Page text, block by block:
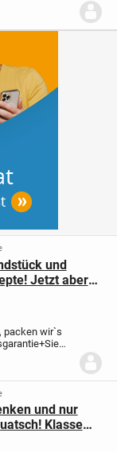
der klugen
und
Jetzt aber
packen wir`s
+Sie
+Durch
und nur
Klasse